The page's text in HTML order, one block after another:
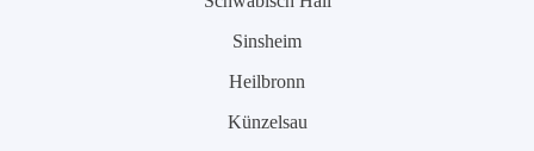
Sinsheim
Heilbronn
Künzelsau